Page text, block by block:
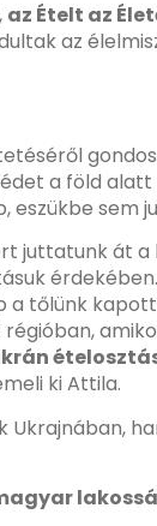
az Ételt az
az
a föld
eszükbe
juttatunk át
tőlünk
ki Attila.